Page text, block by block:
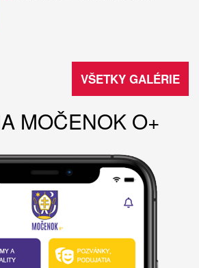
VŠETKY GALÉRIE
MOČENOK O+